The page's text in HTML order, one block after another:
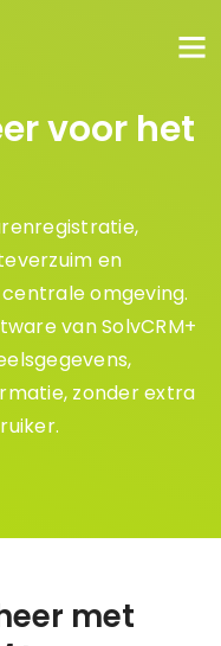
voor het
en
omgeving.
van SolvCRM+
zonder extra
met